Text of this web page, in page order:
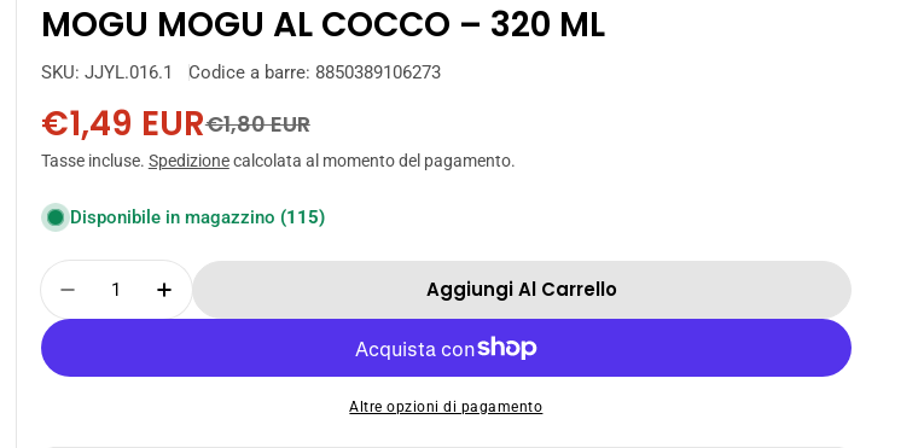
e
MOGU MOGU AL COCCO – 320 ML
SKU: JJYL.016.1 Codice a barre: 8850389106273
Prezzo
di
vendita
€1,49 EUR
Prezzo
normale
€1,80 EUR
Tasse incluse. Spedizionecalcolata al momento del pagamento.
Disponibile in magazzino (115)
Quantità
Diminuisci La Quantità Per MOGU MOGU AL COCCO – 320 ML
Aumenta La Quantità Per MOGU MOGU AL COCCO – 320 ML
Aggiungi Al Carrello
Altre opzioni di pagamento